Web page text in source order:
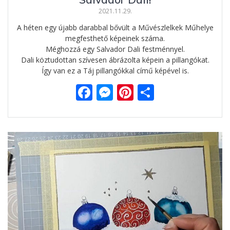
2021.11.29.
A héten egy újabb darabbal bővült a Művészlelkek Műhelye
megfesthető képeinek száma.
Méghozzá egy Salvador Dali festménnyel.
Dali köztudottan szívesen ábrázolta képein a pillangókat.
Így van ez a Táj pillangókkal című képével is.
F
e
b
o
k
M
ss
e
n
er
Pi
er
e
st
za
m
e